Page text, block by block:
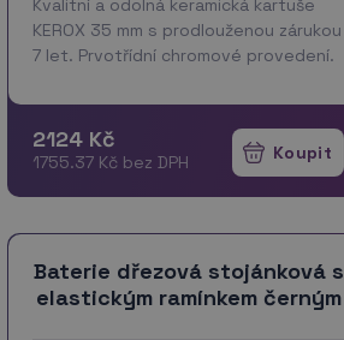
Kvalitní a odolná keramická kartuše
KEROX 35 mm s prodlouženou zárukou
7 let. Prvotřídní chromové provedení.
otočným ramenem a délkou 220 mm.
Součástí baterie jsou přívodní
hadičky.
2124 Kč
1755.37 Kč bez DPH
Baterie dřezová stojánková s
elastickým ramínkem černým